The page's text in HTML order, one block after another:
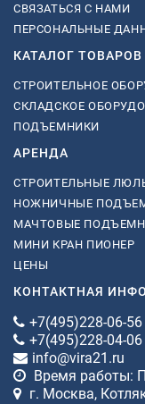
СВЯЗАТЬСЯ С НАМИ
ПЕРСОНАЛЬНЫЕ
КАТАЛОГ ТОВАРОВ
СТРОИТЕЛЬНОЕ
СКЛАДСКОЕ
ПОДЪЕМНИКИ
АРЕНДА
СТРОИТЕЛЬНЫЕ
НОЖНИЧНЫЕ
МАЧТОВЫЕ
МИНИ КРАН ПИОНЕР
ЦЕНЫ
КОНТАКТНАЯ
+7(495)228-06-56
+7(495)228-04-06
info@vira21.ru
Время работы:
г. Москва,